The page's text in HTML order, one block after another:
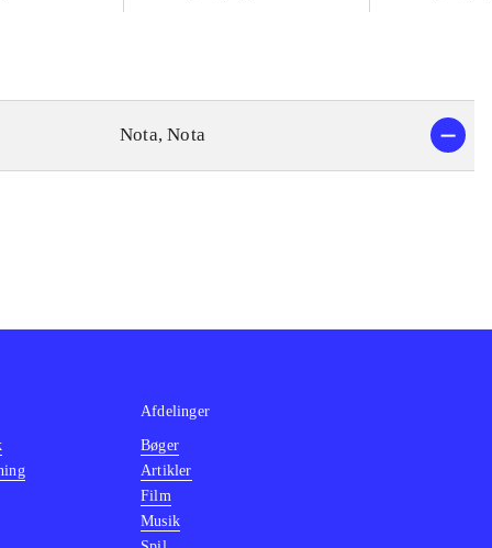
Nota, Nota
Afdelinger
Bøger
Artikler
Film
Musik